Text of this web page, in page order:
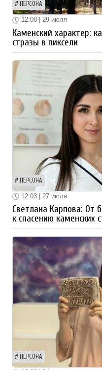
ПЕРСОНА
12:08 | 29 июля
Каменский характер:
стразы в пиксели
ПЕРСОНА
12:03 | 27 июля
Светлана Карпова: От
к спасению каменских
ПЕРСОНА